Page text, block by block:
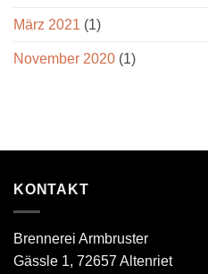
März 2021 (1)
November 2020 (1)
KONTAKT
Brennerei Armbruster
Gässle 1, 72657 Altenriet